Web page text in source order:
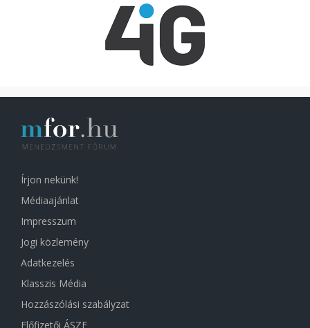
Írjon nekünk!
Médiaajánlat
Impresszum
Jogi közlemény
Adatkezelés
Klasszis Média
Hozzászólási szabályzat
Előfizetői ÁSZF